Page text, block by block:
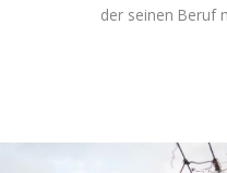
der seinen Beruf